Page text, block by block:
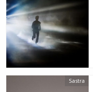
Sastra